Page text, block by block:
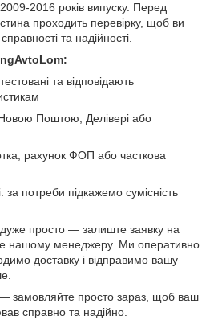
2016 років випуску. Перед
проходить перевірку, щоб ви
та надійності.
та відповідають
Поштою, Делівері або
рахунок ФОП або часткова
за потреби підкажемо сумісність
просто — залиште заявку на
нашому менеджеру. Ми оперативно
доставку і відправимо вашу
замовляйте просто зараз, щоб ваш
справно та надійно.